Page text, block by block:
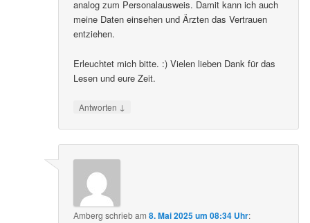
analog zum Personalausweis. Damit kann ich auch
meine Daten einsehen und Ärzten das Vertrauen
entziehen.
Erleuchtet mich bitte. :) Vielen lieben Dank für das
Lesen und eure Zeit.
Antworten ↓
Amberg schriebam8. Mai 2025 um 08:34 Uhr: